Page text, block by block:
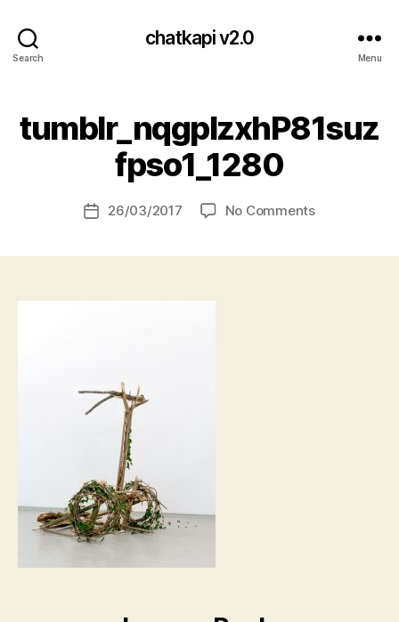
Search
chatkapi v2.0
Menu
tumblr_nqgplzxhP81suz
fpso1_1280
Post
B
y
H
s
n
Post26/03/2017 No Commentson